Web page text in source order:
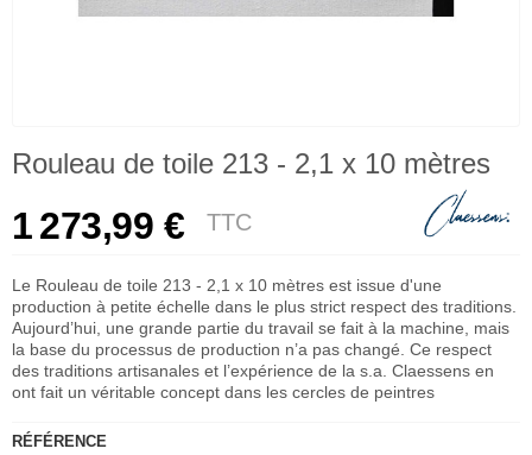
Rouleau de toile 213 - 2,1 x 10 mètres
1 273,99 € TTC
Le Rouleau de toile 213 - 2,1 x 10 mètres est issue d'une
production à petite échelle dans le plus strict respect des traditions.
Aujourd’hui, une grande partie du travail se fait à la machine, mais
la base du processus de production n’a pas changé. Ce respect
des traditions artisanales et l’expérience de la s.a. Claessens en
ont fait un véritable concept dans les cercles de peintres
RÉFÉRENCE